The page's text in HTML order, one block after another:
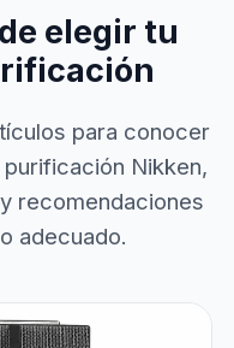
elegir tu
para conocer
Nikken,
recomendaciones
adecuado.